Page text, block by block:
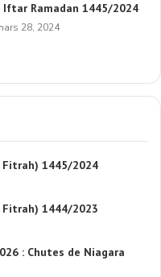
Iftar Ramadan 1445/2024
28, 2024
1445/2024
1444/2023
: Chutes de Niagara